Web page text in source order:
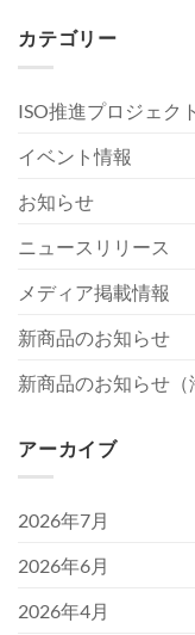
カテゴリー
ISO推進プロジェクト
イベント情報
お知らせ
ニュースリリース
メディア掲載情報
新商品のお知らせ
新商品のお知らせ（
アーカイブ
2026年7月
2026年6月
2026年4月